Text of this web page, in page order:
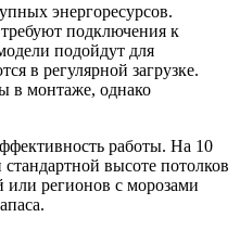
энергоресурсов.
подключения к
подойдут для
в регулярной загрузке.
в монтаже, однако
работы. На 10
высоте потолков
регионов с морозами